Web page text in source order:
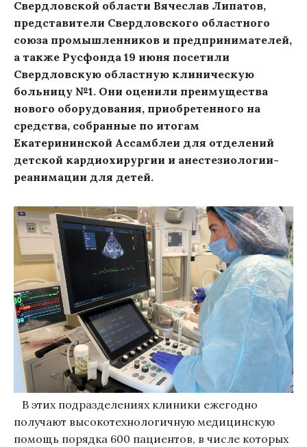
Свердловской области Вячеслав Липатов,
представители Свердловского областного
союза промышленников и предпринимателей,
а также Русфонда 19 июня посетили
Свердловскую областную клиническую
больницу №1. Они оценили преимущества
нового оборудования, приобретенного на
средства, собранные по итогам
Екатерининской Ассамблеи для отделений
детской кардиохирургии и анестезиологии-
реанимации для детей.
В этих подразделениях клиники ежегодно
получают высокотехнологичную медицинскую
помощь порядка 600 пациентов, в числе которых